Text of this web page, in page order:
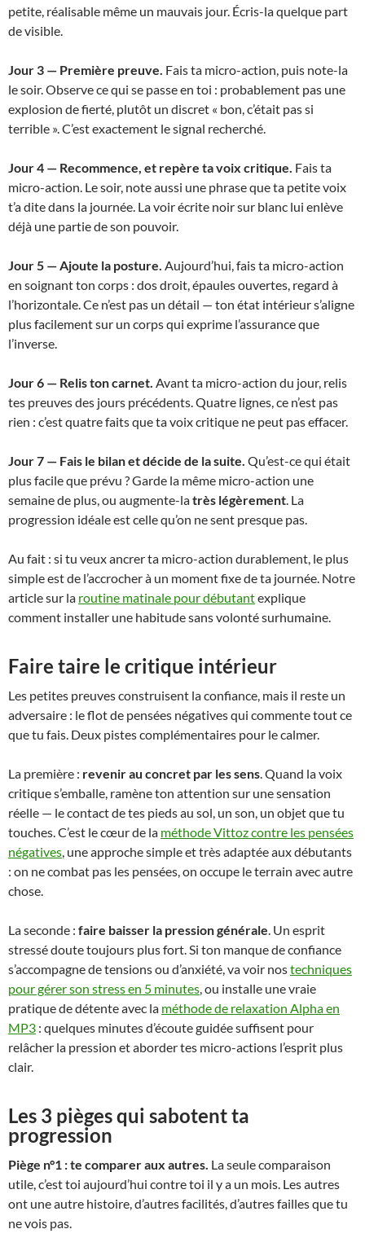
petite, réalisable même un mauvais jour. Écris-la quelque part
de visible.
Jour 3 — Première preuve. Fais ta micro-action, puis note-la
le soir. Observe ce qui se passe en toi : probablement pas une
explosion de fierté, plutôt un discret « bon, c’était pas si
terrible ». C’est exactement le signal recherché.
Jour 4 — Recommence, et repère ta voix critique. Fais ta
micro-action. Le soir, note aussi une phrase que ta petite voix
t’a dite dans la journée. La voir écrite noir sur blanc lui enlève
déjà une partie de son pouvoir.
Jour 5 — Ajoute la posture. Aujourd’hui, fais ta micro-action
en soignant ton corps : dos droit, épaules ouvertes, regard à
l’horizontale. Ce n’est pas un détail — ton état intérieur s’aligne
plus facilement sur un corps qui exprime l’assurance que
l’inverse.
Jour 6 — Relis ton carnet. Avant ta micro-action du jour, relis
tes preuves des jours précédents. Quatre lignes, ce n’est pas
rien : c’est quatre faits que ta voix critique ne peut pas effacer.
Jour 7 — Fais le bilan et décide de la suite. Qu’est-ce qui était
plus facile que prévu ? Garde la même micro-action une
semaine de plus, ou augmente-latrès légèrement. La
progression idéale est celle qu’on ne sent presque pas.
Au fait : si tu veux ancrer ta micro-action durablement, le plus
simple est de l’accrocher à un moment fixe de ta journée. Notre
article sur la routine matinale pour débutantexplique
comment installer une habitude sans volonté surhumaine.
Faire taire le critique intérieur
Les petites preuves construisent la confiance, mais il reste un
adversaire : le flot de pensées négatives qui commente tout ce
que tu fais. Deux pistes complémentaires pour le calmer.
La première : revenir au concret par les sens. Quand la voix
critique s’emballe, ramène ton attention sur une sensation
réelle — le contact de tes pieds au sol, un son, un objet que tu
touches. C’est le cœur de la méthode Vittoz contre les pensées
négatives, une approche simple et très adaptée aux débutants
: on ne combat pas les pensées, on occupe le terrain avec autre
chose.
La seconde : faire baisser la pression générale. Un esprit
stressé doute toujours plus fort. Si ton manque de confiance
s’accompagne de tensions ou d’anxiété, va voir nostechniques
pour gérer son stress en 5 minutes, ou installe une vraie
pratique de détente avec la méthode de relaxation Alpha en
MP3 : quelques minutes d’écoute guidée suffisent pour
relâcher la pression et aborder tes micro-actions l’esprit plus
clair.
Les 3 pièges qui sabotent ta
progression
Piège n°1 : te comparer aux autres. La seule comparaison
utile, c’est toi aujourd’hui contre toi il y a un mois. Les autres
ont une autre histoire, d’autres facilités, d’autres failles que tu
ne vois pas.